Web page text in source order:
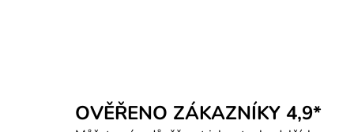
OVĚŘENO ZÁKAZNÍKY 4,9*